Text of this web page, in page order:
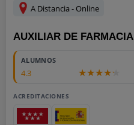
A Distancia - Online
AUXILIAR DE FARMACIA
ALUMNOS
4.3
ACREDITACIONES